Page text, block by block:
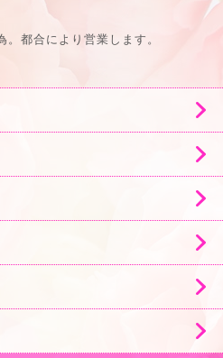
都合により営業します。